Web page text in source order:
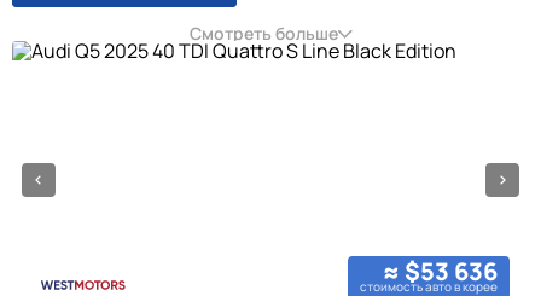
Смотреть больше
≈ $53 636
стоимость авто в корее